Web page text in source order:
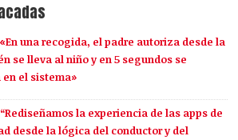
una recogida, el padre autoriza desde la
se lleva al niño y en 5 segundos se
el sistema»
la experiencia de las apps de
desde la lógica del conductor y del